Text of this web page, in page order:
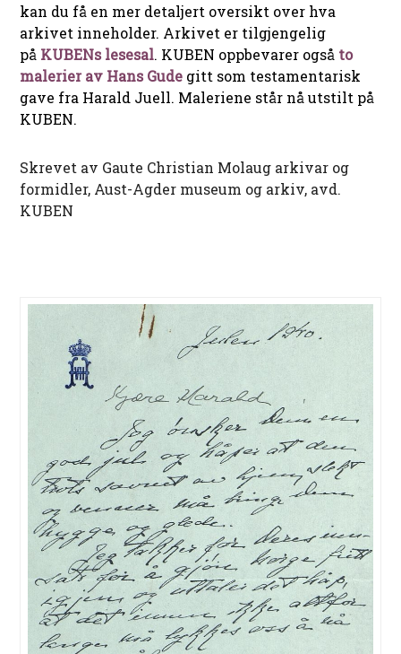
kan du få en mer detaljert oversikt over hva
arkivet inneholder. Arkivet er tilgjengelig
på KUBENs lesesal. KUBEN oppbevarer også to
malerier av Hans Gude gitt som testamentarisk
gave fra Harald Juell. Maleriene står nå utstilt på
KUBEN.
Skrevet av Gaute Christian Molaug arkivar og
formidler, Aust-Agder museum og arkiv, avd.
KUBEN